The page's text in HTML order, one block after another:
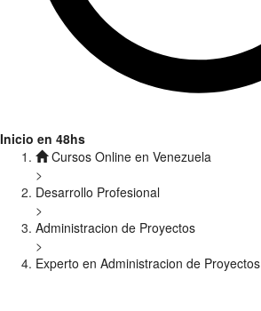
Inicio en 48hs
Cursos Online en Venezuela
>
Desarrollo Profesional
>
Administracion de Proyectos
>
Experto en Administracion de Proyectos